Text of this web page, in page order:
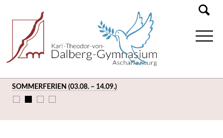
SOMMERFERIEN (03.08. – 14.09.)